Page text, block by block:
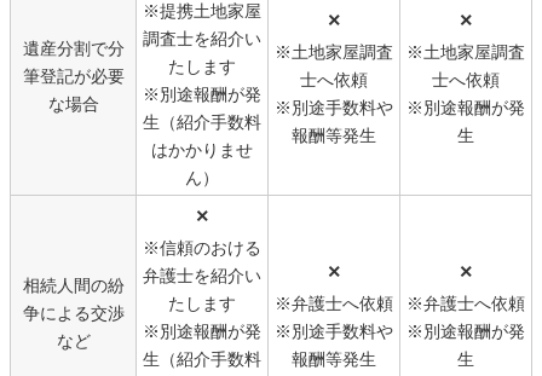
遺産分割で分
筆登記が必要
な場合
※提携土地家屋
調査士を紹介い
たします
※別途報酬が発
生（紹介手数料
はかかりませ
ん）
×
※土地家屋調査
士へ依頼
※別途手数料や
報酬等発生
×
※土地家屋調査
士へ依頼
※別途報酬が発
生
相続人間の紛
争による交渉
など
×
※信頼のおける
弁護士を紹介い
たします
※別途報酬が発
生（紹介手数料
×
※弁護士へ依頼
※別途手数料や
報酬等発生
×
※弁護士へ依頼
※別途報酬が発
生